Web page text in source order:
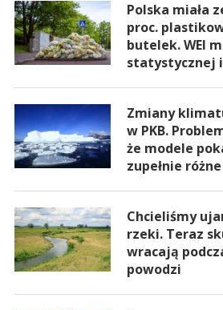
Polska miała
proc.
butelek. WEI
statystycznej
Zmiany
w PKB.
że modele
zupełnie
Chcieliśmy
rzeki. Teraz
wracają
powodzi